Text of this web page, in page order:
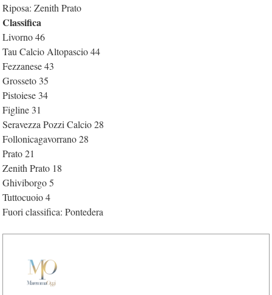
Riposa: Zenith Prato
Classifica
Livorno 46
Tau Calcio Altopascio 44
Fezzanese 43
Grosseto 35
Pistoiese 34
Figline 31
Seravezza Pozzi Calcio 28
Follonicagavorrano 28
Prato 21
Zenith Prato 18
Ghiviborgo 5
Tuttocuoio 4
Fuori classifica: Pontedera